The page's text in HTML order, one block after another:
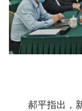
郝平指出，